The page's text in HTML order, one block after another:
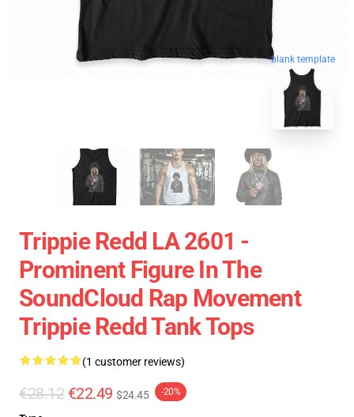
blank template
Trippie Redd LA 2601 -
Prominent Figure In The
SoundCloud Rap Movement
Trippie Redd Tank Tops
(1 customer reviews)
€28.12 €22.49 $24.45 -20%